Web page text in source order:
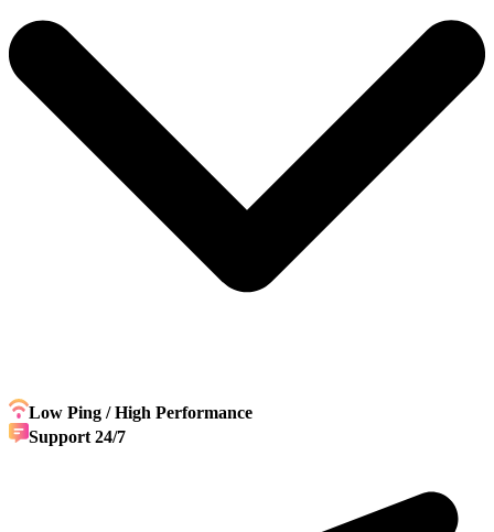
Low Ping / High Performance
Support 24/7